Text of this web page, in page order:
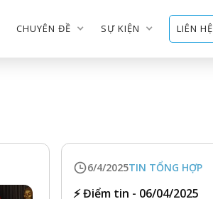
CHUYÊN ĐỀ SỰ KIỆN LIÊN HỆ
6/4/2025TIN TỔNG HỢP
⚡️ Điểm tin - 06/04/2025